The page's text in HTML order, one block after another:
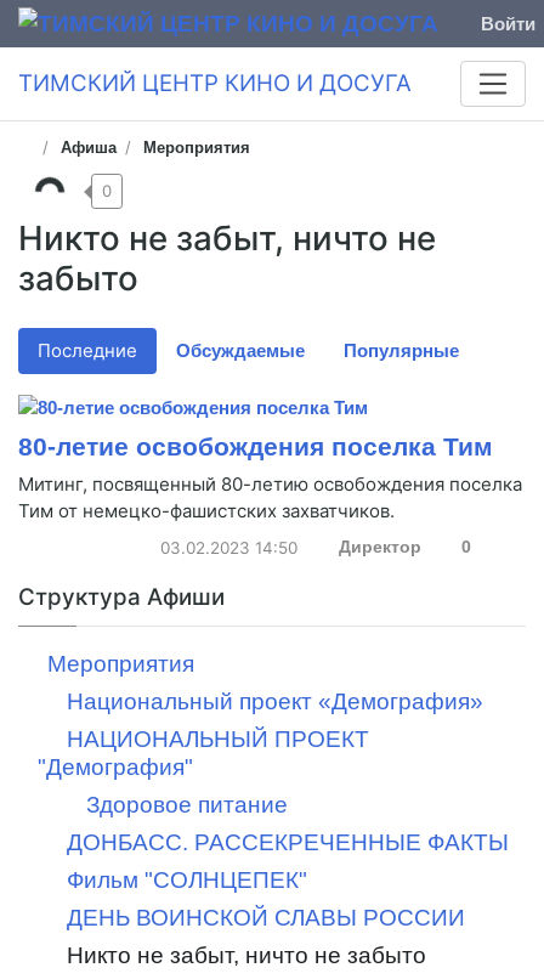
Войти
ТИМСКИЙ ЦЕНТР КИНО И ДОСУГА
Афиша Мероприятия
Никто не забыт, ничто не
забыто
0
Последние Обсуждаемые Популярные
80-летие освобождения поселка Тим
Митинг, посвященный 80-летию освобождения поселка
Тим от немецко-фашистских захватчиков.
03.02.2023 14:50 Директор 0
Структура Афиши
Мероприятия
Национальный проект «Демография»
НАЦИОНАЛЬНЫЙ ПРОЕКТ
"Демография"
Здоровое питание
ДОНБАСС. РАССЕКРЕЧЕННЫЕ ФАКТЫ
Фильм "СОЛНЦЕПЕК"
ДЕНЬ ВОИНСКОЙ СЛАВЫ РОССИИ
Никто не забыт, ничто не забыто